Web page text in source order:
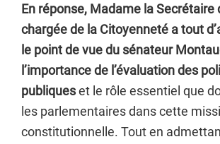
En réponse, Madame la Secrétaire
chargée de la Citoyenneté a tout
le point de vue du sénateur
l’importance de l’évaluation des
publiqueset le rôle essentiel que
les parlementaires dans cette
constitutionnelle. Tout en